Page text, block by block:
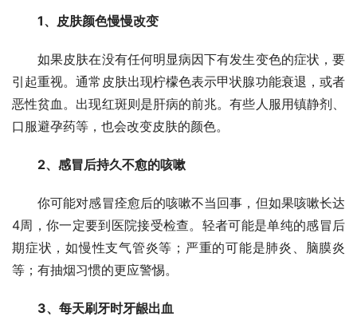
1、皮肤颜色慢慢改变
如果皮肤在没有任何明显病因下有发生变色的症状，要
引起重视。通常皮肤出现柠檬色表示甲状腺功能衰退，或者
恶性贫血。出现红斑则是肝病的前兆。有些人服用镇静剂、
口服避孕药等，也会改变皮肤的颜色。
2、感冒后持久不愈的咳嗽
你可能对感冒痊愈后的咳嗽不当回事，但如果咳嗽长达
4周，你一定要到医院接受检查。轻者可能是单纯的感冒后
期症状，如慢性支气管炎等；严重的可能是肺炎、脑膜炎
等；有抽烟习惯的更应警惕。
3、每天刷牙时牙龈出血